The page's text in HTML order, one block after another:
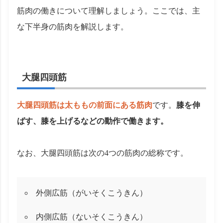
筋肉の働きについて理解しましょう。ここでは、主
な下半身の筋肉を解説します。
大腿四頭筋
大腿四頭筋は太ももの前面にある筋肉です。 膝を伸
ばす、膝を上げるなどの動作で働きます。
なお、大腿四頭筋は次の4つの筋肉の総称です。
外側広筋（がいそくこうきん）
内側広筋（ないそくこうきん）